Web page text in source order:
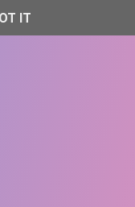
IT